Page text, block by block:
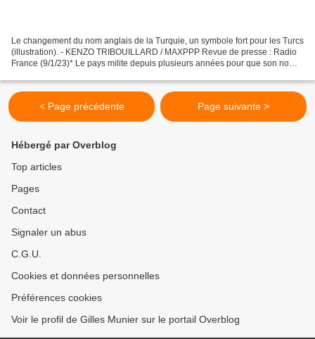
Le changement du nom anglais de la Turquie, un symbole fort pour les Turcs
(illustration). - KENZO TRIBOUILLARD / MAXPPP Revue de presse : Radio
France (9/1/23)* Le pays milite depuis plusieurs années pour que son nom
< Page précédente Page suivante >
Hébergé par Overblog
Top articles
Pages
Contact
Signaler un abus
C.G.U.
Cookies et données personnelles
Préférences cookies
Voir le profil de Gilles Munier sur le portail Overblog